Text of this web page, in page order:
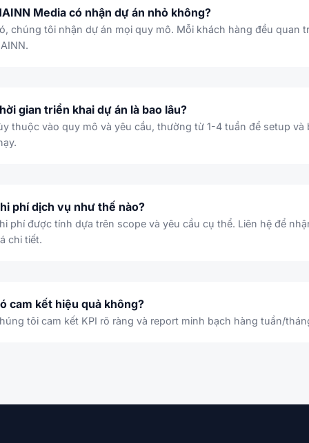
Media có nhận dự án nhỏ không?
chúng tôi nhận dự án mọi quy mô. Mỗi khách hàng đều quan
gian triển khai dự án là bao lâu?
thuộc vào quy mô và yêu cầu, thường từ 1-4 tuần để setup và
phí dịch vụ như thế nào?
phí được tính dựa trên scope và yêu cầu cụ thể. Liên hệ để
chi tiết.
cam kết hiệu quả không?
tôi cam kết KPI rõ ràng và report minh bạch hàng tuần/